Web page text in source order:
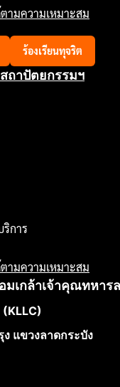
ตามความเหมาะสม
ร้องเรียนทุจริต
ถาปัตยกรรมฯ
การ
ตามความเหมาะสม
เกล้าเจ้าคุณทหาร
แขวงลาดกระบัง